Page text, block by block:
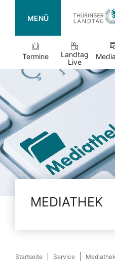
MENÜ
Termine
Landtag
Live
MEDIATHEK
Startseite Service Mediathek